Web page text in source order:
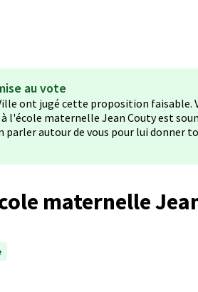
au vote
ont jugé cette proposition faisable.
l'école maternelle Jean Couty est
parler autour de vous pour lui donner
maternelle